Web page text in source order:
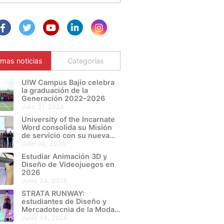
noticias Categorías
UIW Campus Bajío celebra
la graduación de la
Generación 2022–2026
julio 31, 2026
University of the Incarnate
Word consolida su Misión
de servicio con su nueva
Sede León Metropolitano
julio 09, 2026
Estudiar Animación 3D y
Diseño de Videojuegos en
2026
junio 24, 2026
STRATA RUNWAY:
estudiantes de Diseño y
Mercadotecnia de la Moda
de UIW Campus Bajío
junio 04, 2026